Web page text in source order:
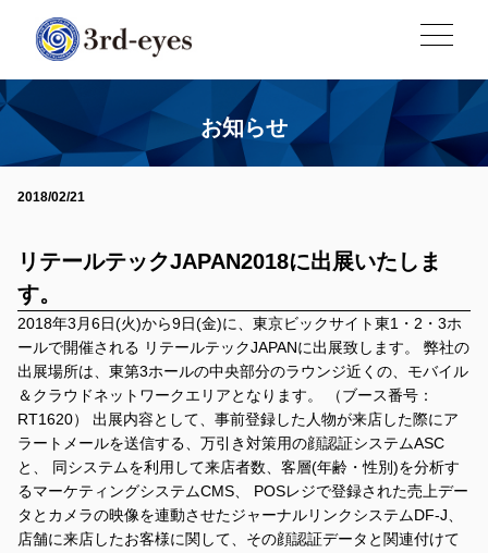
お知らせ
2018/02/21
リテールテックJAPAN2018に出展いたしま
す。
2018年3月6日(火)から9日(金)に、東京ビックサイト東1・2・3ホ
ールで開催される リテールテックJAPANに出展致します。 弊社の
出展場所は、東第3ホールの中央部分のラウンジ近くの、モバイル
＆クラウドネットワークエリアとなります。 （ブース番号：
RT1620） 出展内容として、事前登録した人物が来店した際にア
ラートメールを送信する、万引き対策用の顔認証システムASC
と、 同システムを利用して来店者数、客層(年齢・性別)を分析す
るマーケティングシステムCMS、 POSレジで登録された売上デー
タとカメラの映像を連動させたジャーナルリンクシステムDF-J、
店舗に来店したお客様に関して、その顔認証データと関連付けて